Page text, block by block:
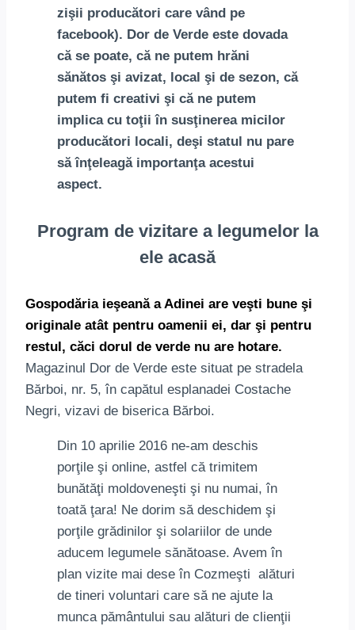
zişii producători care vând pe
facebook). Dor de Verde este dovada
că se poate, că ne putem hrăni
sănătos şi avizat, local şi de sezon, că
putem fi creativi şi că ne putem
implica cu toţii în susţinerea micilor
producători locali, deşi statul nu pare
să înţeleagă importanţa acestui
aspect.
Program de vizitare a legumelor la
ele acasă
Gospodăria ieşeană a Adinei are veşti bune şi
originale atât pentru oamenii ei, dar şi pentru
restul, căci dorul de verde nu are hotare.
Magazinul Dor de Verde este situat pe stradela
Bărboi, nr. 5, în capătul esplanadei Costache
Negri, vizavi de biserica Bărboi.
Din 10 aprilie 2016 ne-am deschis
porţile şi online, astfel că trimitem
bunătăţi moldoveneşti şi nu numai, în
toată ţara! Ne dorim să deschidem şi
porţile grădinilor şi solariilor de unde
aducem legumele sănătoase. Avem în
plan vizite mai dese în Cozmeşti alături
de tineri voluntari care să ne ajute la
munca pământului sau alături de clienţii